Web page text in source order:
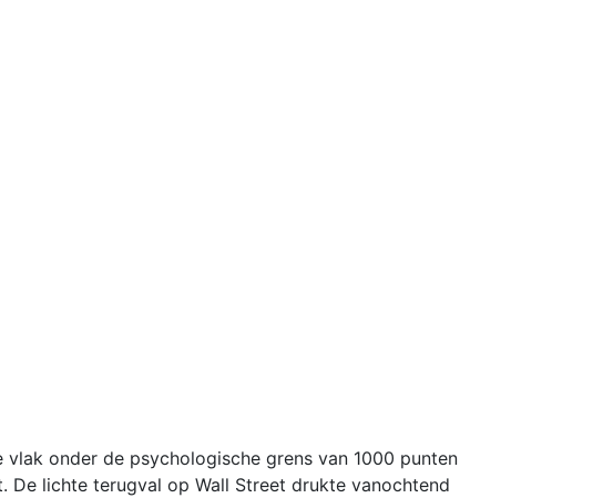
onder de psychologische grens van 1000 punten
lichte terugval op Wall Street drukte vanochtend